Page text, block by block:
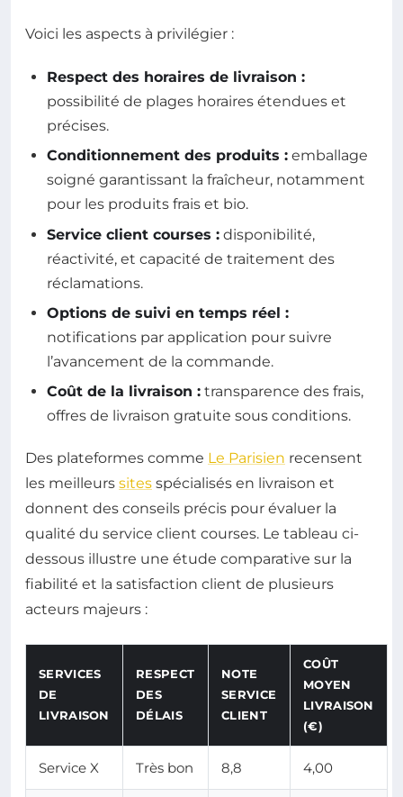
Voici les aspects à privilégier :
Respect des horaires de livraison :
possibilité de plages horaires étendues et
précises.
Conditionnement des produits : emballage
soigné garantissant la fraîcheur, notamment
pour les produits frais et bio.
Service client courses : disponibilité,
réactivité, et capacité de traitement des
réclamations.
Options de suivi en temps réel :
notifications par application pour suivre
l’avancement de la commande.
Coût de la livraison : transparence des frais,
offres de livraison gratuite sous conditions.
Des plateformes comme Le Parisien recensent
les meilleurs sites spécialisés en livraison et
donnent des conseils précis pour évaluer la
qualité du service client courses. Le tableau ci-
dessous illustre une étude comparative sur la
fiabilité et la satisfaction client de plusieurs
acteurs majeurs :
SERVICES
DE
LIVRAISON
RESPECT
DES
DÉLAIS
NOTE
SERVICE
CLIENT
COÛT
MOYEN
LIVRAISON
(€)
Service X Très bon 8,8 4,00